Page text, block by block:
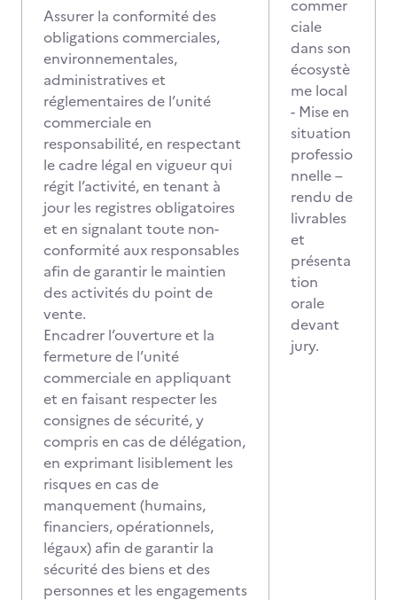
Assurer la conformité des
obligations commerciales,
environnementales,
administratives et
réglementaires de l’unité
commerciale en
responsabilité, en respectant
le cadre légal en vigueur qui
régit l’activité, en tenant à
jour les registres obligatoires
et en signalant toute non-
conformité aux responsables
afin de garantir le maintien
des activités du point de
vente.
Encadrer l’ouverture et la
fermeture de l’unité
commerciale en appliquant
et en faisant respecter les
consignes de sécurité, y
compris en cas de délégation,
en exprimant lisiblement les
risques en cas de
manquement (humains,
financiers, opérationnels,
légaux) afin de garantir la
sécurité des biens et des
personnes et les engagements
commer
ciale
dans son
écosystè
me local
- Mise en
situation
professio
nnelle –
rendu de
livrables
et
présenta
tion
orale
devant
jury.